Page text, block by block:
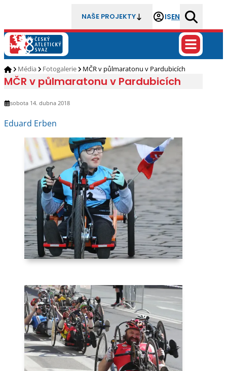
NAŠE PROJEKTY ISEN
Média Fotogalerie MČR v půlmaratonu v Pardubicích
MČR v půlmaratonu v Pardubicích
sobota 14. dubna 2018
Eduard Erben